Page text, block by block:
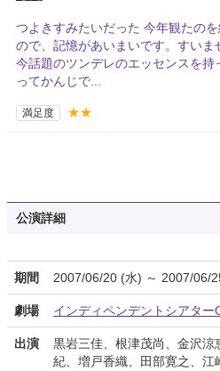
つよきすみたいだった 今年観たの
ので、記憶があいまいです。すい
今話題のツンデレのエッセンスを
ってかんじで...
満足度 ★★
公演詳細
期間 2007/06/20 (水) ～ 2007/06/
劇場 インディペンデントシアター
出演
黒岩三佳、根津茂尚、金沢
紀、増戸香織、田部寛之、江